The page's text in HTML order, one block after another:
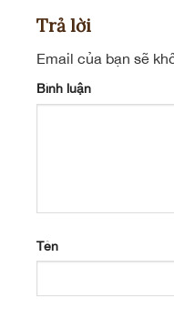
Trả lời
Email của bạn sẽ
Bình luận
Tên